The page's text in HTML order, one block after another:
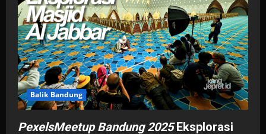
Balik Bandung
PexelsMeetup Bandung 2025Eksplorasi